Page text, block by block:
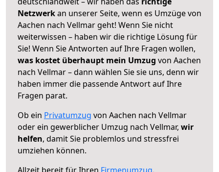
Netzwerkan unserer Seite, wenn es Umzüge von
Aachen nach Vellmar geht! Wenn Sie nicht
weiterwissen – haben wir die richtige Lösung für
Sie! Wenn Sie Antworten auf Ihre Fragen wollen,
was kostet überhaupt mein Umzug von Aachen
nach Vellmar – dann wählen Sie sie uns, denn wir
haben immer die passende Antwort auf Ihre
Fragen parat.
Ob ein Privatumzug von Aachen nach Vellmar
oder ein gewerblicher Umzug nach Vellmar, wir
helfen, damit Sie problemlos und stressfrei
umziehen können.